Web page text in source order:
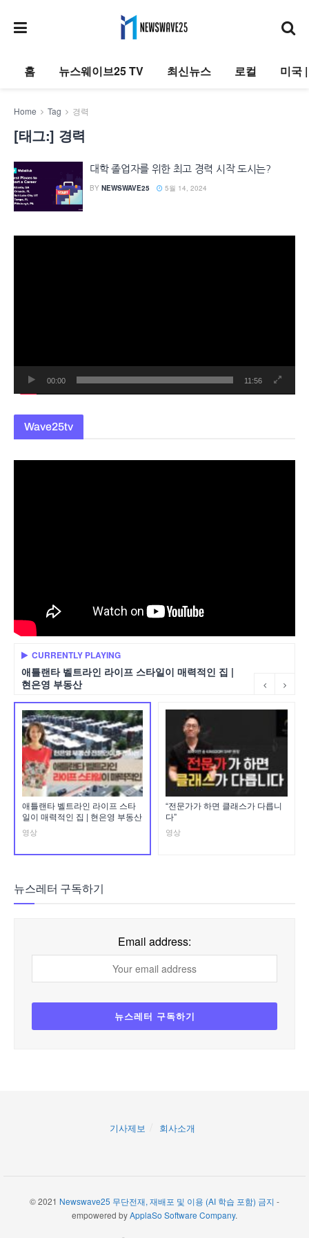
홈 뉴스웨이브25 TV 최신뉴스 로컬 미국
Home Tag 경력
[태그:] 경력
대학 졸업자를 위한 최고 경력 시작 도시는?
BY NEWSWAVE25 5월 14, 2024
00:00 11:56
Wave25tv
CURRENTLY PLAYING
애틀랜타 벨트라인 라이프 스타일이 매력적인 집 |
현은영 부동산
애틀랜타 벨트라인 라이프 스타
일이 매력적인 집 | 현은영 부동산
영상
“전문가가 하면 클래스가 다릅니
다”
영상
뉴스레터 구독하기
Email address:
기사제보 회사소개
© 2021 Newswave25 무단전재, 재배포 및 이용 (AI 학습 포함) 금지 -
empowered byApplaSo Software Company.